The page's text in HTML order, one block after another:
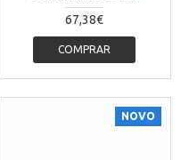
67,38€
COMPRAR
NOVO